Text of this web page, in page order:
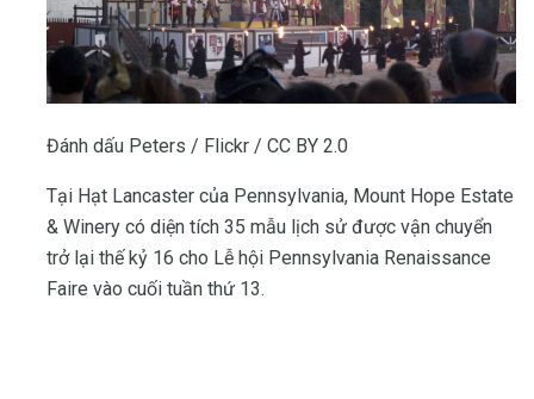
Đánh dấu Peters / Flickr / CC BY 2.0
Tại Hạt Lancaster của Pennsylvania, Mount Hope Estate
& Winery có diện tích 35 mẫu lịch sử được vận chuyển
trở lại thế kỷ 16 cho Lễ hội Pennsylvania Renaissance
Faire vào cuối tuần thứ 13.